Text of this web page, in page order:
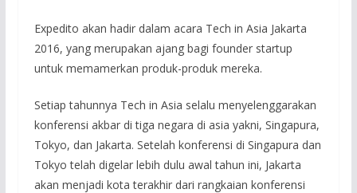
Expedito akan hadir dalam acara Tech in Asia Jakarta
2016, yang merupakan ajang bagi founder startup
untuk memamerkan produk-produk mereka.
Setiap tahunnya Tech in Asia selalu menyelenggarakan
konferensi akbar di tiga negara di asia yakni, Singapura,
Tokyo, dan Jakarta. Setelah konferensi di Singapura dan
Tokyo telah digelar lebih dulu awal tahun ini, Jakarta
akan menjadi kota terakhir dari rangkaian konferensi